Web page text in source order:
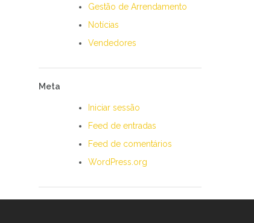
Gestão de Arrendamento
Notícias
Vendedores
Meta
Iniciar sessão
Feed de entradas
Feed de comentários
WordPress.org